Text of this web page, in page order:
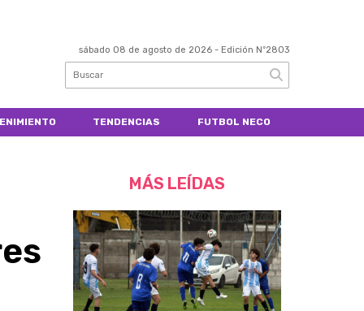
sábado 08 de agosto de 2026 - Edición Nº2803
TENDENCIAS FUTBOL NECO
MÁS LEÍDAS